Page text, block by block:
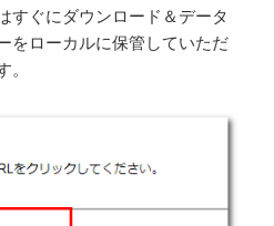
すぐにダウンロード＆データ
をローカルに保管していただ
。